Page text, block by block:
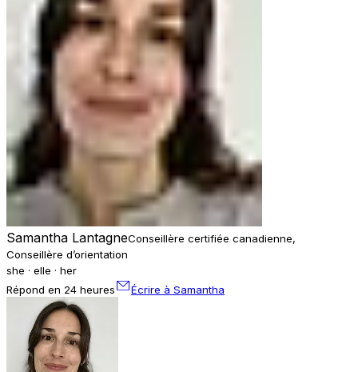
Samantha LantagneConseillère certifiée canadienne,
Conseillère d’orientation
she · elle · her
Répond en 24 heures
Écrire à Samantha